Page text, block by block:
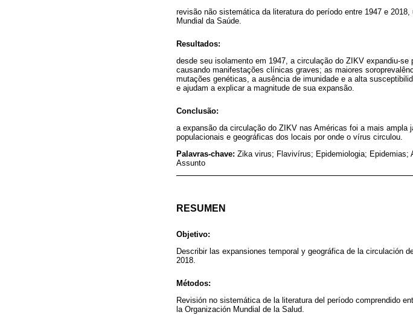
revisão não sistemática da literatura do período entre 1947 e
Mundial da Saúde.
Resultados:
desde seu isolamento em 1947, a circulação do ZIKV expandiu-
causando manifestações clínicas graves; as maiores
mutações genéticas, a ausência de imunidade e a alta
e ajudam a explicar a magnitude de sua expansão.
Conclusão:
a expansão da circulação do ZIKV nas Américas foi a mais
populacionais e geográficas dos locais por onde o vírus circulou.
Palavras-chave: Zika virus; Flavivírus; Epidemiologia; Epidemias;
Assunto
RESUMEN
Objetivo:
Describir las expansiones temporal y geográfica de la circulación
2018.
Métodos:
Revisión no sistemática de la literatura del período comprendido
la Organización Mundial de la Salud.